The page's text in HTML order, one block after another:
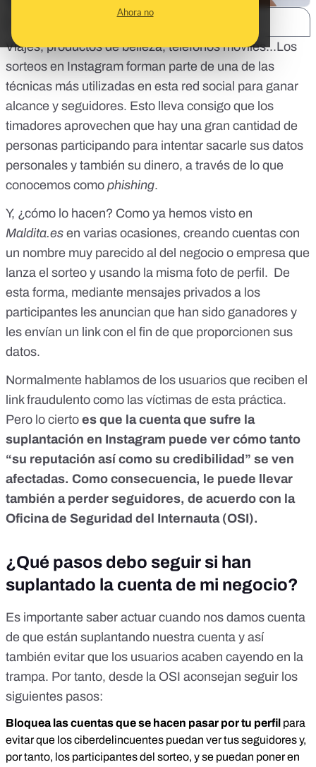
Ahora no
Viajes, productos de belleza, teléfonos móviles...Los
sorteos en Instagram forman parte de una de las
técnicas más utilizadas en esta red social para ganar
alcance y seguidores. Esto lleva consigo que los
timadores aprovechen que hay una gran cantidad de
personas participando para intentar sacarle sus datos
personales y también su dinero, a través de lo que
conocemos como phishing.
Y, ¿cómo lo hacen? Como ya hemos visto en
Maldita.es en varias ocasiones, creando cuentas con
un nombre muy parecido al del negocio o empresa que
lanza el sorteo y usando la misma foto de perfil. De
esta forma, mediante mensajes privados a los
participantes les anuncian que han sido ganadores y
les envían un link con el fin de que proporcionen sus
datos.
Normalmente hablamos de los usuarios que reciben el
link fraudulento como las víctimas de esta práctica.
Pero lo cierto es que la cuenta que sufre la
suplantación en Instagram puede ver cómo tanto
“su reputación así como su credibilidad” se ven
afectadas. Como consecuencia, le puede llevar
también a perder seguidores, de acuerdo con la
Oficina de Seguridad del Internauta (OSI).
¿Qué pasos debo seguir si han
suplantado la cuenta de mi negocio?
Es importante saber actuar cuando nos damos cuenta
de que están suplantando nuestra cuenta y así
también evitar que los usuarios acaben cayendo en la
trampa. Por tanto, desde la OSI aconsejan seguir los
siguientes pasos:
Bloquea las cuentas que se hacen pasar por tu perfil para
evitar que los ciberdelincuentes puedan ver tus seguidores y,
por tanto, los participantes del sorteo, y se puedan poner en